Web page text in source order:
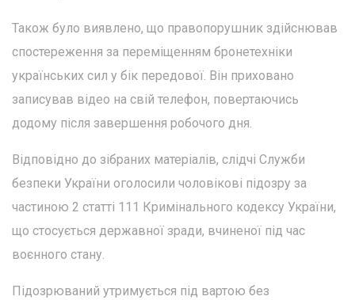
Також було виявлено, що правопорушник здійснював
спостереження за переміщенням бронетехніки
українських сил у бік передової. Він приховано
записував відео на свій телефон, повертаючись
додому після завершення робочого дня.
Відповідно до зібраних матеріалів, слідчі Служби
безпеки України оголосили чоловікові підозру за
частиною 2 статті 111 Кримінального кодексу України,
що стосується державної зради, вчиненої під час
воєнного стану.
Підозрюваний утримується під вартою без